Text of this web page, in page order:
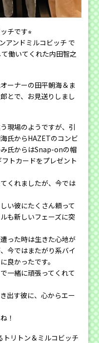
チです⭐︎
アンドミルコビッチ で
働いてくれた内田智之
ーナーの田平朝海＆ま
とで、お見送りしまし
現場のようですが、引
氏からHAZETのコンビ
氏からはSnap-onの帽
トカードをプレゼント
くれましたが、今では
い彼にたくさん頼って
も新しいフェーズに突
った時は生きた心地が
今ではまたがり系バイ
良かったです。
一緒に頑張ってくれて
出す彼に、心からエー
！
リトン＆ミルコビッチ